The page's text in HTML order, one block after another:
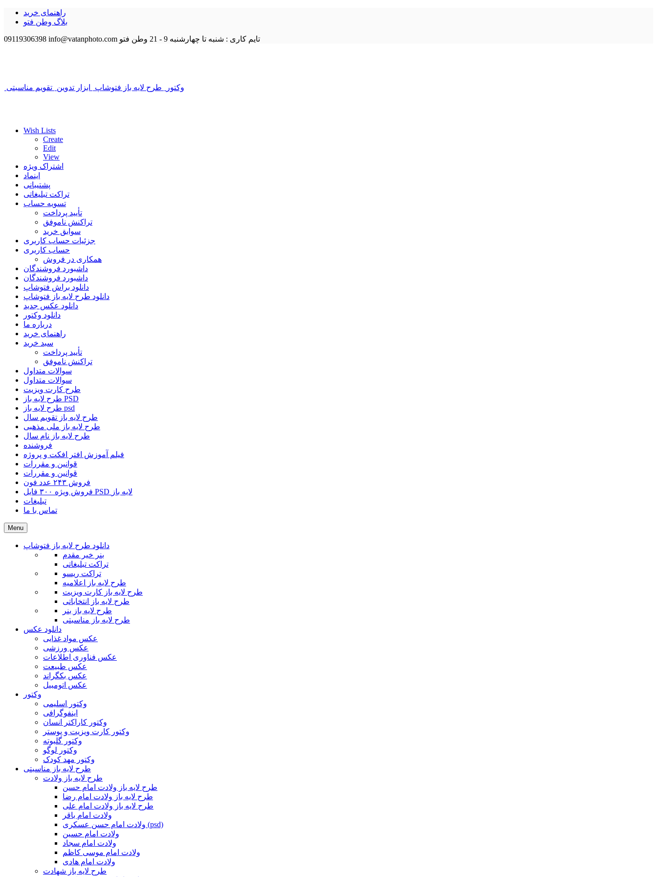
راهنمای خرید
بلاگ وطن فتو
09119306398 info@vatanphoto.com تایم کاری : شنبه تا چهارشنبه 9 - 21 وطن فتو
وکتور طرح لایه باز فتوشاپ ابزار تدوین تقویم مناسبتی
Wish Lists
Create
Edit
View
اشتراک ویژه
اینماد
پشتیبانی
تراکت تبلیغاتی
تسویه حساب
تأیید پرداخت
تراکنش ناموفق
سوابق خرید
جزئیات حساب کاربری
حساب کاربری
همکاری در فروش
داشبورد فروشندگان
داشبورد فروشندگان
دانلود براش فتوشاپ
دانلود طرح لایه باز فتوشاپ
دانلود عکس جدید
دانلود وکتور
درباره ما
راهنمای خرید
سبد خرید
تأیید پرداخت
تراکنش ناموفق
سوالات متداول
سوالات متداول
طرح کارت ویزیت
طرح لایه باز PSD
طرح لایه باز psd
طرح لایه باز تقویم سال
طرح لایه باز ملی مذهبی
طرح لایه باز نام سال
فروشنده
فیلم آموزش افتر افکت و پروژه
قوانین و مقررات
قوانین و مقررات
فروش ۲۴۳ عدد فون
فروش ویژه ۳۰۰ فایل PSD لایه باز
تبلیغات
تماس با ما
Menu
دانلود طرح لایه باز فتوشاپ
بنر خیر مقدم
تراکت تبلیغاتی
تراکت ریسو
طرح لایه باز اعلامیه
طرح لایه باز کارت ویزیت
طرح لایه باز انتخاباتی
طرح لایه باز بنر
طرح لایه باز مناسبتی
دانلود عکس
عکس مواد غذایی
عکس ورزشی
عکس فناوری اطلاعات
عکس طبیعت
عکس بکگراند
عکس اتومبیل
وکتور
وکتور اسلیمی
اینفوگرافی
وکتور کاراکتر انسان
وکتور کارت ویزیت و پوستر
وکتور گلبوته
وکتور لوگو
وکتور مهد کودک
طرح لایه باز مناسبتی
طرح لایه باز ولادت
طرح لایه باز ولادت امام حسن
طرح لایه باز ولادت امام رضا
طرح لایه باز ولادت امام علی
ولادت امام باقر
ولادت امام حسن عسکری (psd)
ولادت امام حسین
ولادت امام سجاد
ولادت امام موسی کاظم
ولادت امام هادی
طرح لایه باز شهادت